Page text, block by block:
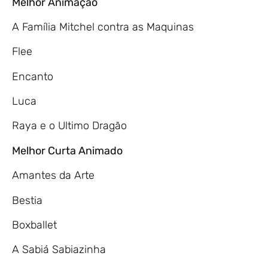
A Família Mitchel contra as Maquinas
Flee
Encanto
Luca
Raya e o Ultimo Dragão
Melhor Curta Animado
Amantes da Arte
Bestia
Boxballet
A Sabiá Sabiazinha